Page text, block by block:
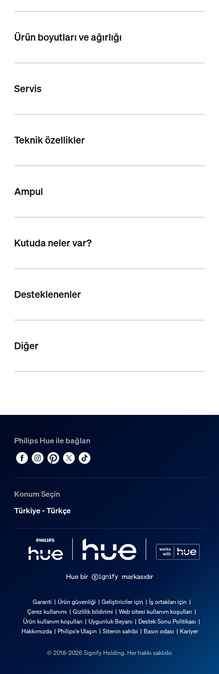
Ürün boyutları ve ağırlığı
Servis
Teknik özellikler
Ampul
Kutuda neler var?
Desteklenenler
Diğer
Philips Hue ile bağlan
Konum Seçin
Türkiye - Türkçe
Hue bir markasıdır
Garanti Ürün güvenliği Geliştiriciler için
İş ortakları için
Çerez kullanımı
Gizlilik bildirimi
Web sitesi kullanım koşulları
Ürün kullanım koşulları
Uygunluk Beyanı
Destek Sonu Politikası
Hakkımızda
Philips'e Ulaşın Sitenin sahibi Basın odası Kariyer
© 2018-2026 Signify Holding. Her hakkı saklıdır.